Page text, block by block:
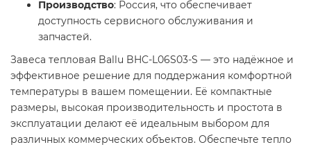
Производство: Россия, что обеспечивает
доступность сервисного обслуживания и
запчастей.​
Завеса тепловая Ballu BHC-L06S03-S — это надёжное и
эффективное решение для поддержания комфортной
температуры в вашем помещении. Её компактные
размеры, высокая производительность и простота в
эксплуатации делают её идеальным выбором для
различных коммерческих объектов. Обеспечьте тепло